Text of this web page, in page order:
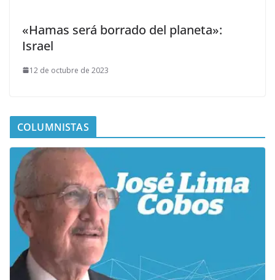
«Hamas será borrado del planeta»:
Israel
12 de octubre de 2023
COLUMNISTAS